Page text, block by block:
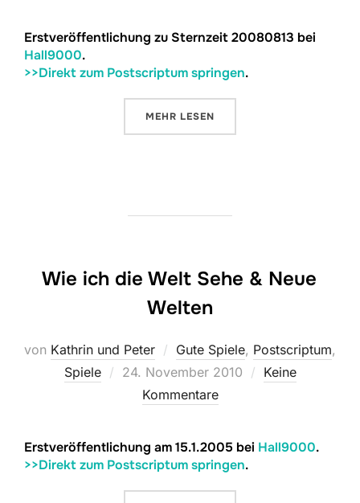
Erstveröffentlichung zu Sternzeit 20080813 bei
Hall9000.
>>Direkt zum Postscriptum springen.
MEHR ÜBER „GALAXY TRUCKER“
LESEN
Wie ich die Welt Sehe & Neue
Welten
von Kathrin und Peter Gute Spiele, Postscriptum,
Spiele
Veröffentlicht
24. November 2010
Keine
Kommentare
Erstveröffentlichung am 15.1.2005 bei Hall9000.
>>Direkt zum Postscriptum springen.